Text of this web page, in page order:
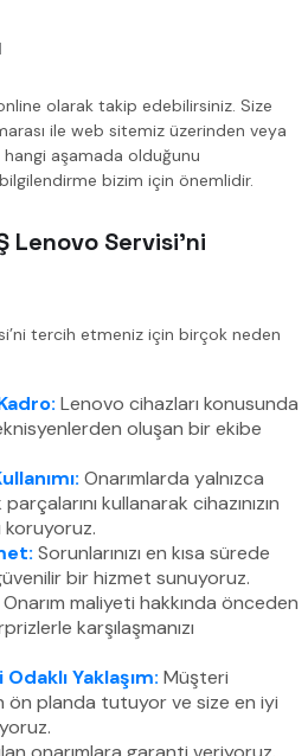
olarak takip edebilirsiniz. Size
ile web sitemiz üzerinden veya
hangi aşamada olduğunu
bizim için önemlidir.
Lenovo Servisi’ni
tercih etmeniz için birçok neden
Lenovo cihazları konusunda
oluşan bir ekibe
Onarımlarda yalnızca
kullanarak cihazınızın
koruyoruz.
Sorunlarınızı en kısa sürede
bir hizmet sunuyoruz.
Onarım maliyeti hakkında önceden
karşılaşmanızı
Yaklaşım: Müşteri
ön planda tutuyor ve size en iyi